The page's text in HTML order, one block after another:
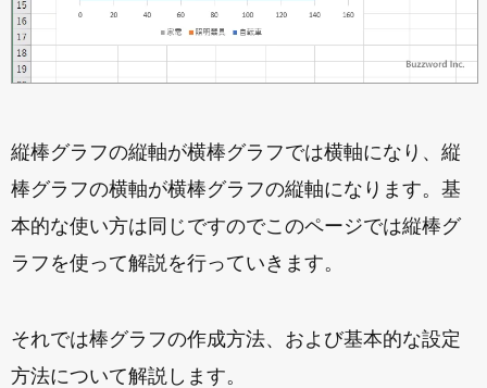
縦棒グラフの縦軸が横棒グラフでは横軸になり、縦
棒グラフの横軸が横棒グラフの縦軸になります。基
本的な使い方は同じですのでこのページでは縦棒グ
ラフを使って解説を行っていきます。
それでは棒グラフの作成方法、および基本的な設定
方法について解説します。